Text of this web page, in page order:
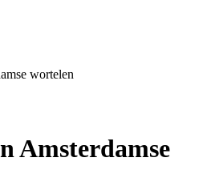
wortelen
Amsterdamse